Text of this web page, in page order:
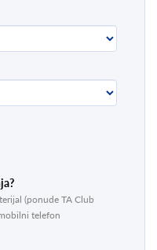
(ponude TA Club
telefon